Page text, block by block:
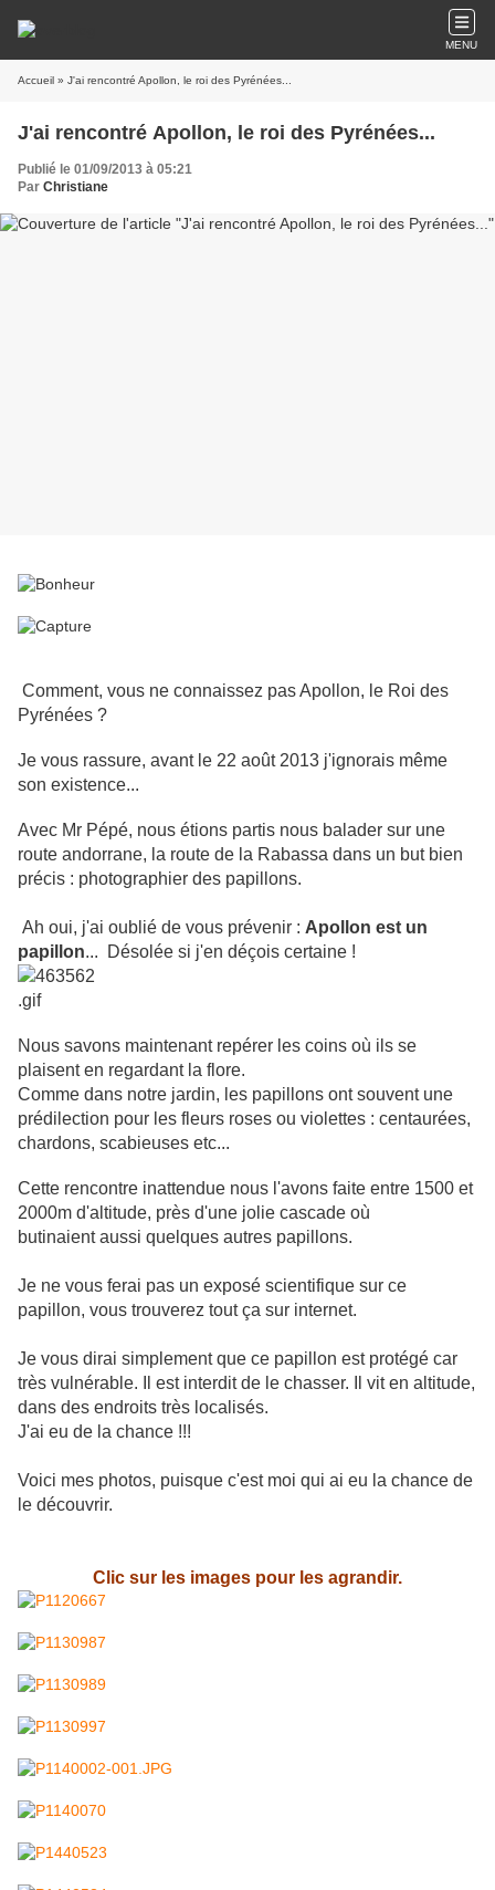
MENU
Accueil » J'ai rencontré Apollon, le roi des Pyrénées...
J'ai rencontré Apollon, le roi des Pyrénées...
Publié le 01/09/2013 à 05:21
Par Christiane
Comment, vous ne connaissez pas Apollon, le Roi des
Pyrénées ?
Je vous rassure, avant le 22 août 2013 j'ignorais même
son existence...
Avec Mr Pépé, nous étions partis nous balader sur une
route andorrane, la route de la Rabassa dans un but bien
précis : photographier des papillons.
Ah oui, j'ai oublié de vous prévenir : Apollon est un
papillon... Désolée si j'en déçois certaine !
Nous savons maintenant repérer les coins où ils se
plaisent en regardant la flore.
Comme dans notre jardin, les papillons ont souvent une
prédilection pour les fleurs roses ou violettes : centaurées,
chardons, scabieuses etc...
Cette rencontre inattendue nous l'avons faite entre 1500 et
2000m d'altitude, près d'une jolie cascade où
butinaient aussi quelques autres papillons.
Je ne vous ferai pas un exposé scientifique sur ce
papillon, vous trouverez tout ça sur internet.
Je vous dirai simplement que ce papillon est protégé car
très vulnérable. Il est interdit de le chasser. Il vit en altitude,
dans des endroits très localisés.
J'ai eu de la chance !!!
Voici mes photos, puisque c'est moi qui ai eu la chance de
le découvrir.
Clic sur les images pour les agrandir.